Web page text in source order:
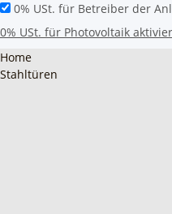
0% USt. für Betreiber der
0% USt. für Photovoltaik
Home
Stahltüren